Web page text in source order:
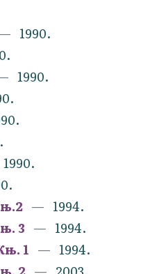
1990.
1990.
1990.
1994.
3
1994.
1
1994.